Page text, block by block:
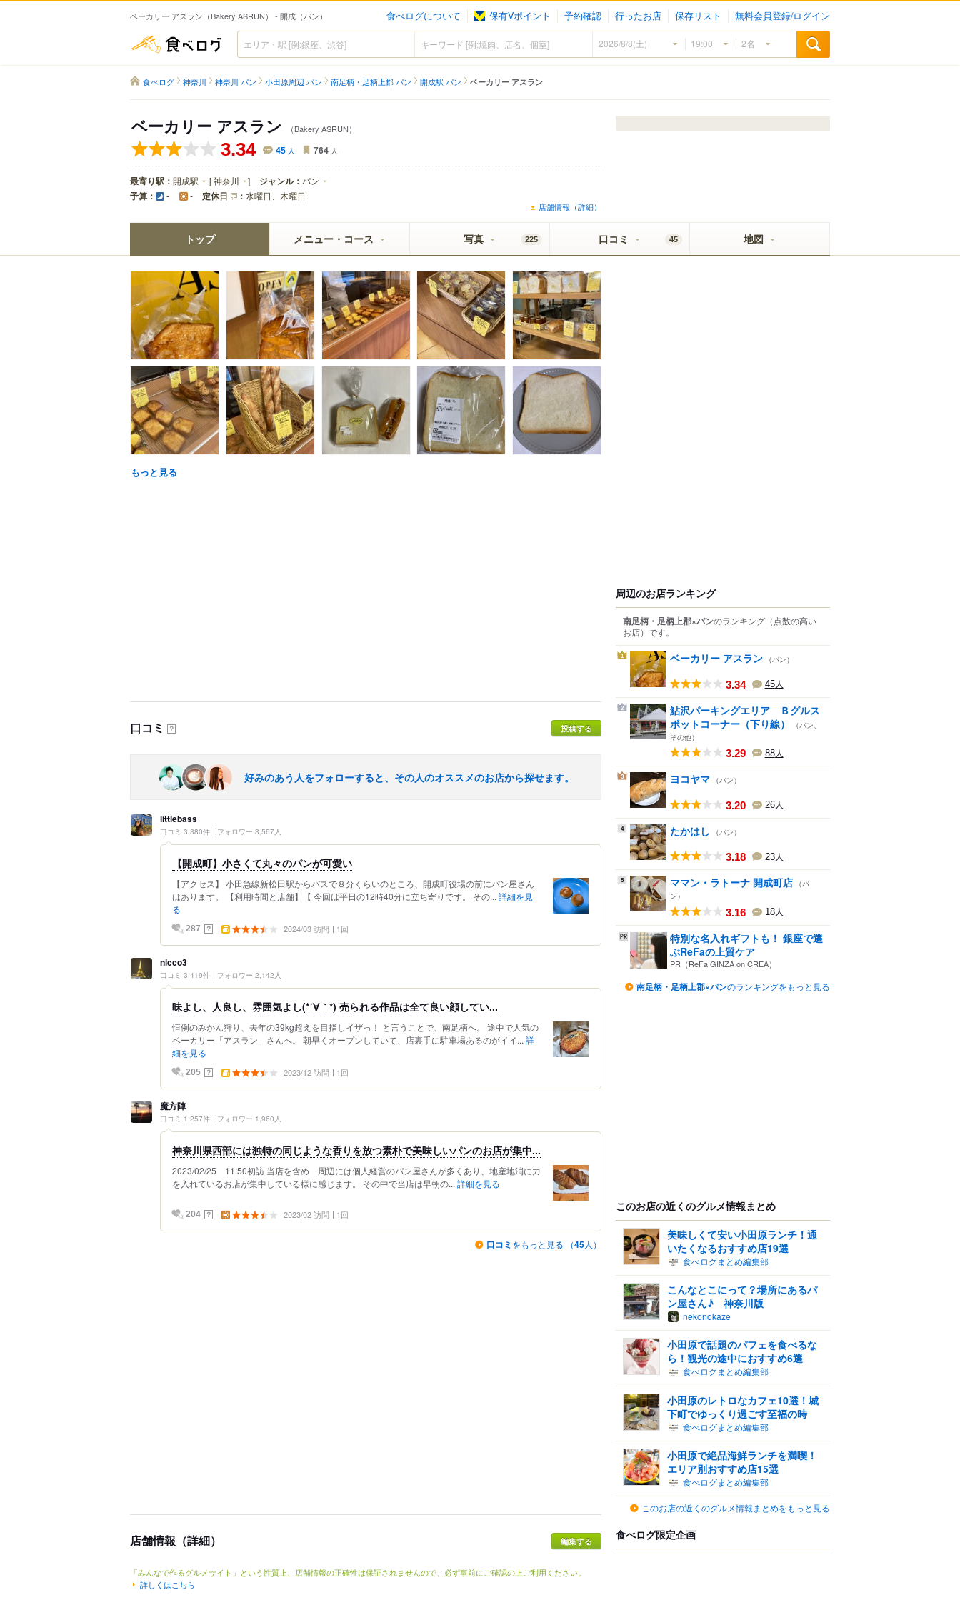
ベーカリー アスラン（Bakery ASRUN） - 開成（パン） 食べログについて 保有Vポイント 予約確認 行ったお店 保存リスト 無料会員登録/ログイン
食べログ
食べログ 神奈川 神奈川 パン 小田原周辺 パン 南足柄・足柄上郡 パン 開成駅 パン ベーカリー アスラン
ベーカリー アスラン （Bakery ASRUN）
3.34 45 人 764 人
最寄り駅： 開成駅 [神奈川 ] ジャンル： パン
予算： - - 定休日 ： 水曜日、木曜日
店舗情報（詳細）
トップ メニュー・コース 写真 225 口コミ 45 地図
もっと見る
口コミ ？ 投稿する
好みのあう人をフォローすると、その人のオススメのお店から探せます。
littlebass
口コミ 3,380件 フォロワー 3,567人
【開成町】小さくて丸々のパンが可愛い
【アクセス】 小田急線新松田駅からバスで８分くらいのところ、開成町役場の前にパン屋さん
はあります。 【利用時間と店舗】【 今回は平日の12時40分に立ち寄りです。 その... 詳細を見
る
287 ？ 2024/03 訪問 1回
nicco3
口コミ 3,419件 フォロワー 2,142人
味よし、人良し、雰囲気よし(*´∀｀*) 売られる作品は全て良い顔してい...
恒例のみかん狩り、去年の39kg超えを目指しイザっ！ と言うことで、南足柄へ。 途中で人気の
ベーカリー「アスラン」さんへ。 朝早くオープンしていて、店裏手に駐車場あるのがイイ... 詳
細を見る
205 ？ 2023/12 訪問 1回
魔方陣
口コミ 1,257件 フォロワー 1,960人
神奈川県西部には独特の同じような香りを放つ素朴で美味しいパンのお店が集中...
2023/02/25 11:50初訪 当店を含め 周辺には個人経営のパン屋さんが多くあり、地産地消に力
を入れているお店が集中している様に感じます。 その中で当店は早朝の... 詳細を見る
204 ？ 2023/02 訪問 1回
口コミ をもっと見る （45人）
店舗情報（詳細）
「みんなで作るグルメサイト」という性質上、店舗情報の正確性は保証されませんので、必ず事前にご確認の上ご利用ください。
詳しくはこちら
周辺のお店ランキング
南足柄・足柄上郡×パンのランキング （点数の高い
お店） です。
1 ベーカリー アスラン （パン）
3.34 45人
2
鮎沢パーキングエリア Ｂグルス
ポットコーナー（下り線）
（パン、
その他）
3.29 88人
3 ヨコヤマ （パン）
3.20 26人
4 たかはし （パン）
3.18 23人
5 ママン・ラトーナ 開成町店 （パ
ン）
3.16 18人
特別な名入れギフトも！ 銀座で選
ぶReFaの上質ケア
PR（ReFa GINZA on CREA）
南足柄・足柄上郡×パンのランキングをもっと見る
このお店の近くのグルメ情報まとめ
美味しくて安い小田原ランチ！通
いたくなるおすすめ店19選
食べログまとめ編集部
こんなとこにって？場所にあるパ
ン屋さん♪ 神奈川版
nekonokaze
小田原で話題のパフェを食べるな
ら！観光の途中におすすめ6選
食べログまとめ編集部
小田原のレトロなカフェ10選！城
下町でゆっくり過ごす至福の時
食べログまとめ編集部
小田原で絶品海鮮ランチを満喫！
エリア別おすすめ店15選
食べログまとめ編集部
このお店の近くのグルメ情報まとめをもっと見る
食べログ限定企画